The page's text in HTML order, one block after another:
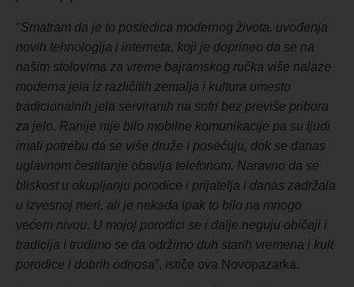
“Smatram da je to posledica modernog života, uvođenja
novih tehnologija i interneta, koji je doprineo da se na
našim stolovima za vreme bajramskog ručka više nalaze
moderna jela iz različitih zemalja i kultura umesto
tradicionalnih jela serviranih na sofri bez previše pribora
za jelo. Ranije nije bilo mobilne komunikacije pa su ljudi
imali potrebu da se više druže i posećuju, dok se danas
uglavnom čestitanje obavlja telefonom. Naravno da se
bliskost u okupljanju porodice i prijatelja i danas zadržala
u izvesnoj meri, ali je nekada ipak to bilo na mnogo
većem nivou. U mojoj porodici se i dalje neguju običaji i
tradicija i trudimo se da održimo duh starih vremena i kult
porodice i dobrih odnosa”, ističe ova Novopazarka.